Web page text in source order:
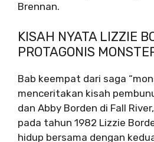
Brennan.
KISAH NYATA LIZZIE
PROTAGONIS
Bab keempat dari saga
menceritakan kisah
dan Abby Borden di Fall
pada tahun 1982 Lizzie
hidup bersama dengan